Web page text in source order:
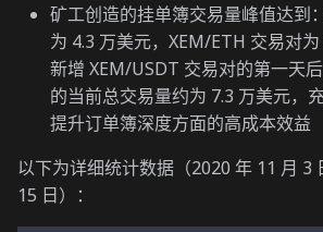
矿工创造的挂单簿交易量峰值达到
为 4.3 万美元，XEM/ETH 交易对
新增 XEM/USDT 交易对的第一天
的当前总交易量约为 7.3 万美元，
提升订单簿深度方面的高成本效益
以下为详细统计数据（2020 年 11 月 3
15 日）：